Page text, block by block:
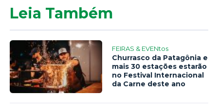
Leia Também
FEIRAS & EVENtos
Churrasco da Patagônia e
mais 30 estações estarão
no Festival Internacional
da Carne deste ano